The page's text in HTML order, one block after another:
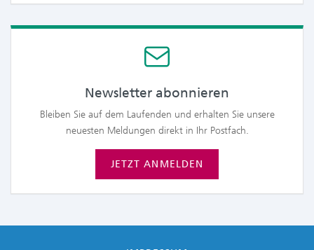
Newsletter abonnieren
Bleiben Sie auf dem Laufenden und erhalten Sie unsere
neuesten Meldungen direkt in Ihr Postfach.
JETZT ANMELDEN